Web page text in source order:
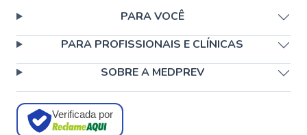
PARA VOCÊ
PARA PROFISSIONAIS E CLÍNICAS
SOBRE A MEDPREV
Verificada por